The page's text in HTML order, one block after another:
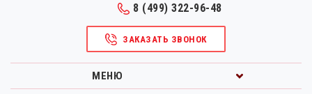
8 (499) 322-96-48
ЗАКАЗАТЬ ЗВОНОК
МЕНЮ